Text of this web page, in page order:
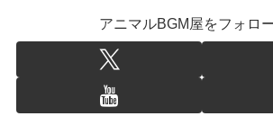
アニマルBGM屋をフォロ